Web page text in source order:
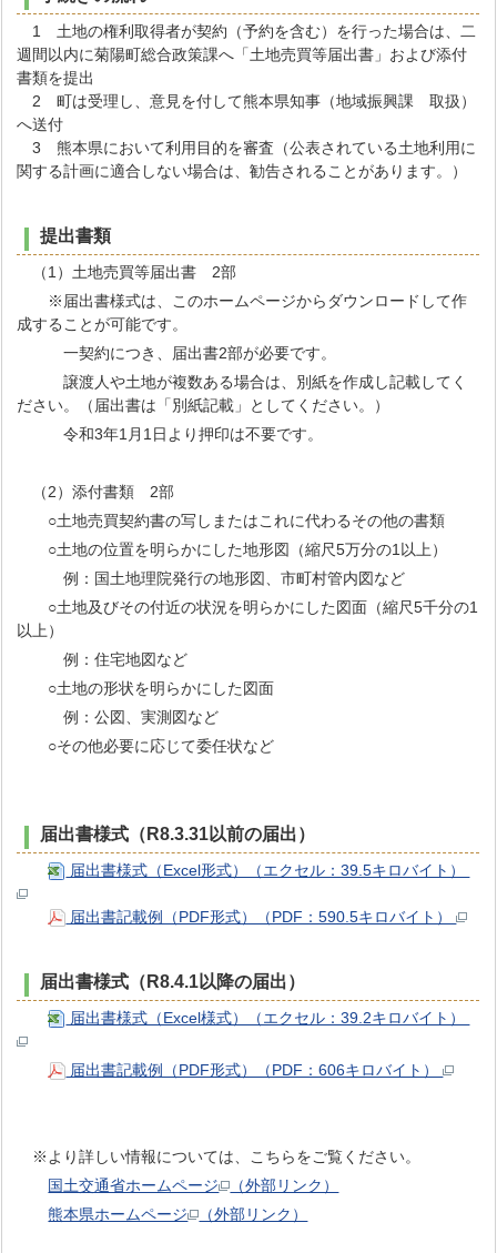
1 土地の権利取得者が契約（予約を含む）を行った場合は、二
週間以内に菊陽町総合政策課へ「土地売買等届出書」および添付
書類を提出
2 町は受理し、意見を付して熊本県知事（地域振興課 取扱）
へ送付
3 熊本県において利用目的を審査（公表されている土地利用に
関する計画に適合しない場合は、勧告されることがあります。）
提出書類
（1）土地売買等届出書 2部
※届出書様式は、このホームページからダウンロードして作
成することが可能です。
一契約につき、届出書2部が必要です。
譲渡人や土地が複数ある場合は、別紙を作成し記載してく
ださい。（届出書は「別紙記載」としてください。）
令和3年1月1日より押印は不要です。
（2）添付書類 2部
○土地売買契約書の写しまたはこれに代わるその他の書類
○土地の位置を明らかにした地形図（縮尺5万分の1以上）
例：国土地理院発行の地形図、市町村管内図など
○土地及びその付近の状況を明らかにした図面（縮尺5千分の1
以上）
例：住宅地図など
○土地の形状を明らかにした図面
例：公図、実測図など
○その他必要に応じて委任状など
届出書様式（R8.3.31以前の届出）
届出書様式（Excel形式）（エクセル：39.5キロバイト）
届出書記載例（PDF形式）（PDF：590.5キロバイト）
届出書様式（R8.4.1以降の届出）
届出書様式（Excel様式）（エクセル：39.2キロバイト）
届出書記載例（PDF形式）（PDF：606キロバイト）
※より詳しい情報については、こちらをご覧ください。
国土交通省ホームページ
（外部リンク）
熊本県ホームページ
（外部リンク）